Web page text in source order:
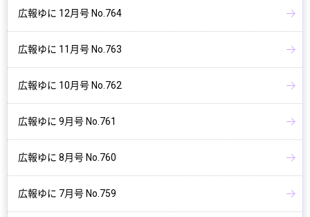
広報ゆに 12月号 No.764
広報ゆに 11月号 No.763
広報ゆに 10月号 No.762
広報ゆに 9月号 No.761
広報ゆに 8月号 No.760
広報ゆに 7月号 No.759